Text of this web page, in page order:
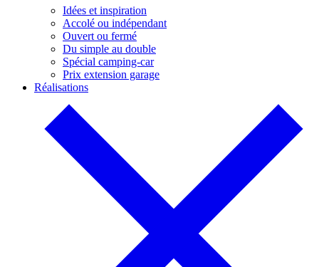
Idées et inspiration
Accolé ou indépendant
Ouvert ou fermé
Du simple au double
Spécial camping-car
Prix extension garage
Réalisations